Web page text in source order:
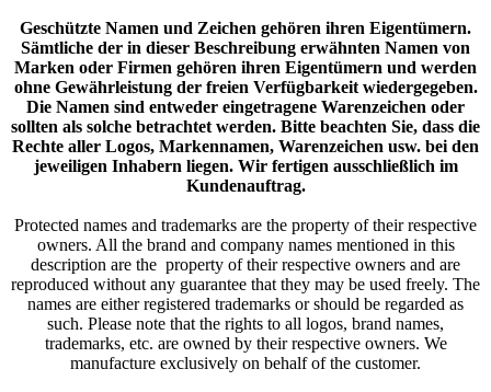
Geschützte Namen und Zeichen gehören ihren Eigentümern.
Sämtliche der in dieser Beschreibung erwähnten Namen von
Marken oder Firmen gehören ihren Eigentümern und werden
ohne Gewährleistung der freien Verfügbarkeit wiedergegeben.
Die Namen sind entweder eingetragene Warenzeichen oder
sollten als solche betrachtet werden. Bitte beachten Sie, dass die
Rechte aller Logos, Markennamen, Warenzeichen usw. bei den
jeweiligen Inhabern liegen. Wir fertigen ausschließlich im
Kundenauftrag.
Protected names and trademarks are the property of their respective
owners. All the brand and company names mentioned in this
description are the property of their respective owners and are
reproduced without any guarantee that they may be used freely. The
names are either registered trademarks or should be regarded as
such. Please note that the rights to all logos, brand names,
trademarks, etc. are owned by their respective owners. We
manufacture exclusively on behalf of the customer.